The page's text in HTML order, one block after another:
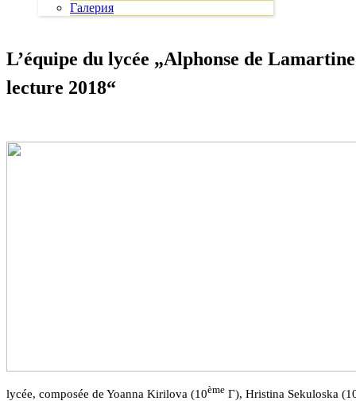
Галерия
L’équipe du lycée „Alphonse de
lecture 2018“
lycée, composée de Yoanna Kirilova (10ème Г), Hristina Sekuloska